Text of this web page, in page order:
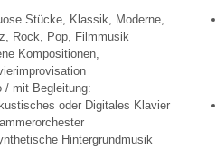
Stücke, Klassik, Moderne,
Rock, Pop, Filmmusik
Kompositionen,
/ mit Begleitung:
oder Digitales Klavier
Hintergrundmusik